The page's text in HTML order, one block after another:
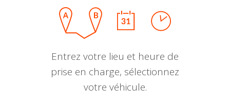
Entrez votre lieu et heure de
prise en charge, sélectionnez
votre véhicule.